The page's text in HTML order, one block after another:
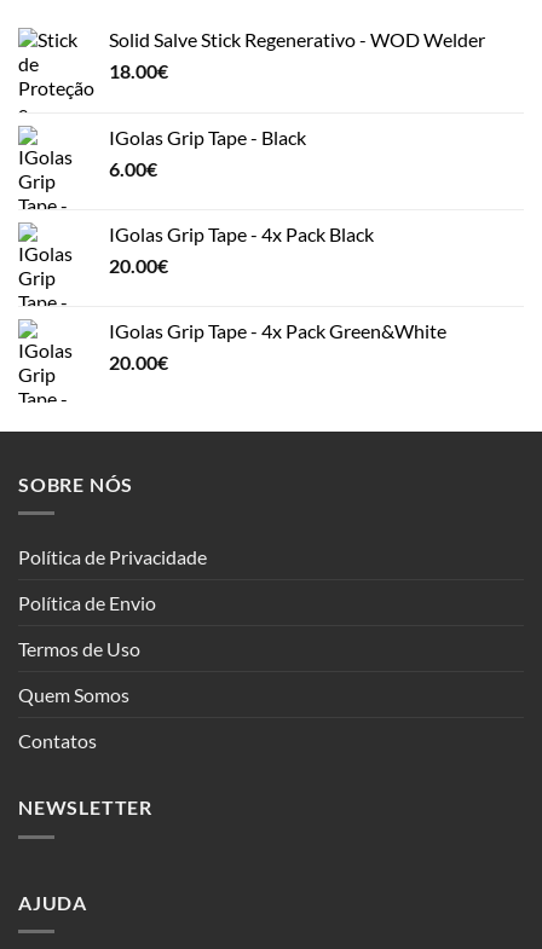
Solid Salve Stick Regenerativo - WOD Welder
18.00€
IGolas Grip Tape - Black
6.00€
IGolas Grip Tape - 4x Pack Black
20.00€
IGolas Grip Tape - 4x Pack Green&White
20.00€
SOBRE NÓS
Política de Privacidade
Política de Envio
Termos de Uso
Quem Somos
Contatos
NEWSLETTER
AJUDA